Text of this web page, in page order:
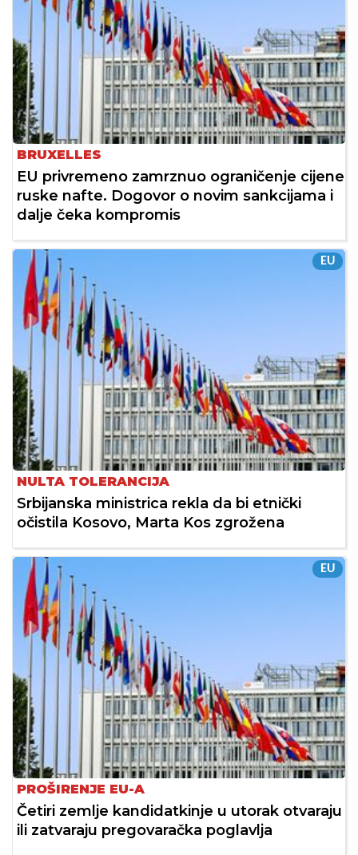
BRUXELLES
EU privremeno zamrznuo ograničenje cijene
ruske nafte. Dogovor o novim sankcijama i
dalje čeka kompromis
EU
NULTA TOLERANCIJA
Srbijanska ministrica rekla da bi etnički
očistila Kosovo, Marta Kos zgrožena
EU
PROŠIRENJE EU-A
Četiri zemlje kandidatkinje u utorak otvaraju
ili zatvaraju pregovaračka poglavlja